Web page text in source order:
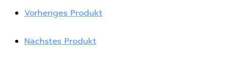
Vorheriges Produkt
Nächstes Produkt